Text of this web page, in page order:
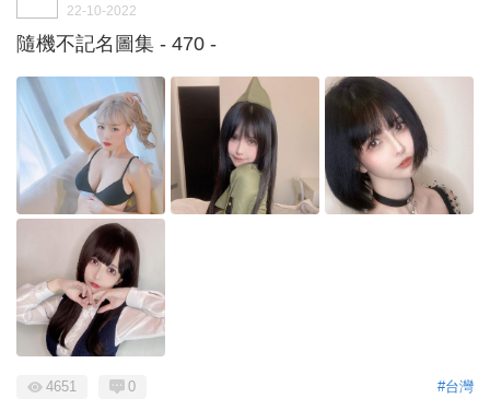
22-10-2022
隨機不記名圖集 - 470 -
#台灣
4651 0